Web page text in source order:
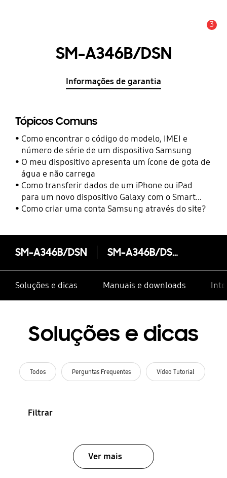
3
SM-A346B/DSN
Informações de garantia
Tópicos Comuns
Como encontrar o código do modelo, IMEI e
número de série de um dispositivo Samsung
O meu dispositivo apresenta um ícone de gota de
água e não carrega
Como transferir dados de um iPhone ou iPad
para um novo dispositivo Galaxy com o Smart
Switch
Como criar uma conta Samsung através do site?
SM-A346B/DSN SM-A346B/DSN
Soluções e dicas Manuais e downloads
Soluções e dicas
Todos Perguntas Frequentes Vídeo Tutorial
Filtrar
Ver mais